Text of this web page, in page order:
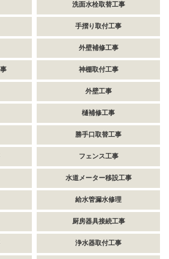
洗面水栓取替工事
手摺り取付工事
外壁補修工事
神棚取付工事
外壁工事
樋補修工事
勝手口取替工事
フェンス工事
水道メーター移設工事
給水管漏水修理
厨房器具接続工事
浄水器取付工事